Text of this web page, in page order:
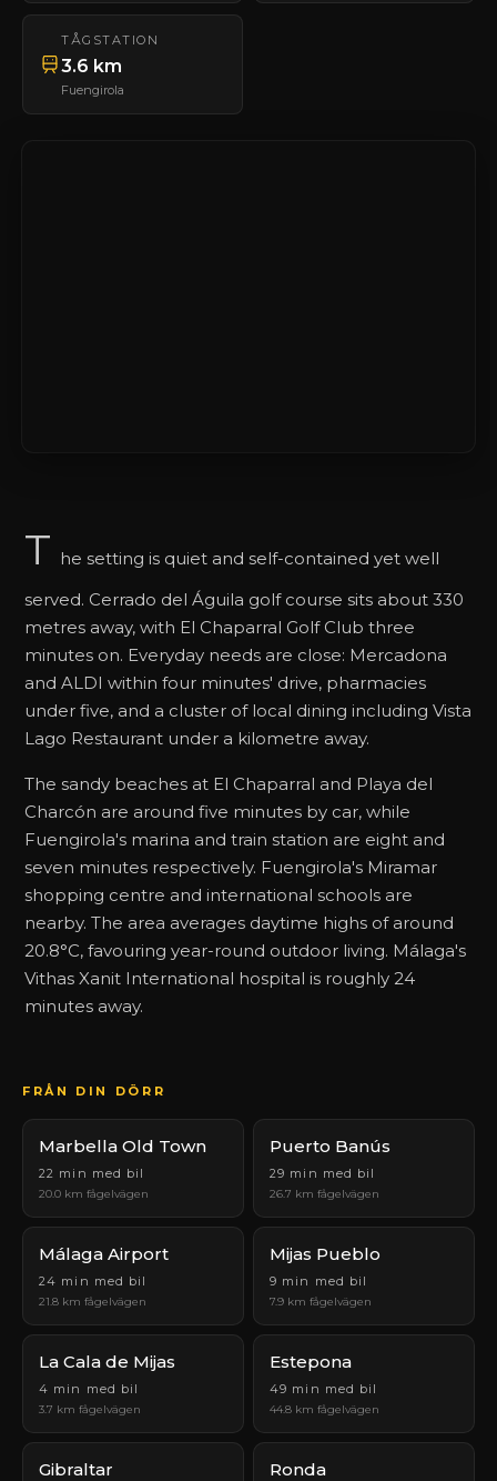
TÅGSTATION
3.6 km
Fuengirola
T he setting is quiet and self-contained yet well
served. Cerrado del Águila golf course sits about 330
metres away, with El Chaparral Golf Club three
minutes on. Everyday needs are close: Mercadona
and ALDI within four minutes' drive, pharmacies
under five, and a cluster of local dining including Vista
Lago Restaurant under a kilometre away.
The sandy beaches at El Chaparral and Playa del
Charcón are around five minutes by car, while
Fuengirola's marina and train station are eight and
seven minutes respectively. Fuengirola's Miramar
shopping centre and international schools are
nearby. The area averages daytime highs of around
20.8°C, favouring year-round outdoor living. Málaga's
Vithas Xanit International hospital is roughly 24
minutes away.
FRÅN DIN DÖRR
Marbella Old Town
22 min med bil
20.0 km fågelvägen
Puerto Banús
29 min med bil
26.7 km fågelvägen
Málaga Airport
24 min med bil
21.8 km fågelvägen
Mijas Pueblo
9 min med bil
7.9 km fågelvägen
La Cala de Mijas
4 min med bil
3.7 km fågelvägen
Estepona
49 min med bil
44.8 km fågelvägen
Gibraltar Ronda